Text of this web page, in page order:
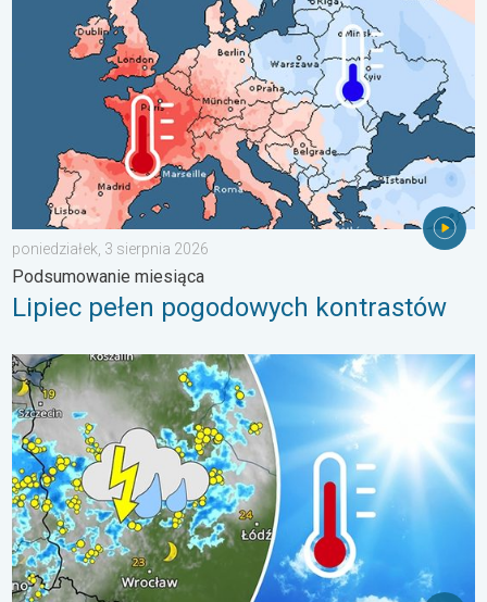
poniedziałek, 3 sierpnia 2026
Podsumowanie miesiąca
Lipiec pełen pogodowych kontrastów
Silny upał i gwałtowne burze. Niebezpieczna mieszanka. . .